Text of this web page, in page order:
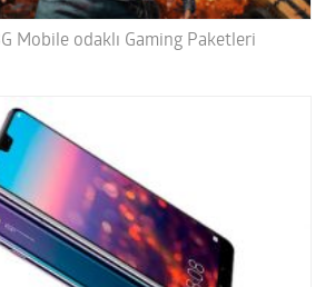
Mobile odaklı Gaming Paketleri